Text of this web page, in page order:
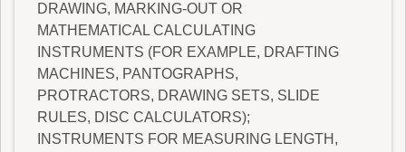
DRAWING, MARKING-OUT OR
MATHEMATICAL CALCULATING
INSTRUMENTS (FOR EXAMPLE, DRAFTING
MACHINES, PANTOGRAPHS,
PROTRACTORS, DRAWING SETS, SLIDE
RULES, DISC CALCULATORS);
INSTRUMENTS FOR MEASURING LENGTH,